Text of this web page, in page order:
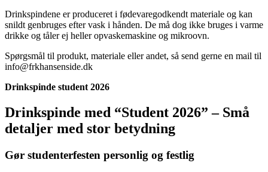
Drinkspindene er produceret i fødevaregodkendt materiale og kan
snildt genbruges efter vask i hånden. De må dog ikke bruges i varme
drikke og tåler ej heller opvaskemaskine og mikroovn.
Spørgsmål til produkt, materiale eller andet, så send gerne en mail til
info@frkhansenside.dk
Drinkspinde student 2026
Drinkspinde med “Student 2026” – Små
detaljer med stor betydning
Gør studenterfesten personlig og festlig